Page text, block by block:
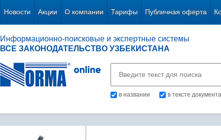
Новости Акции О компании Тарифы Публичная оферта
Информационно-поисковые и экспертные системы
ВСЕ ЗАКОНОДАТЕЛЬСТВО УЗБЕКИСТАНА
в названии в тексте документа